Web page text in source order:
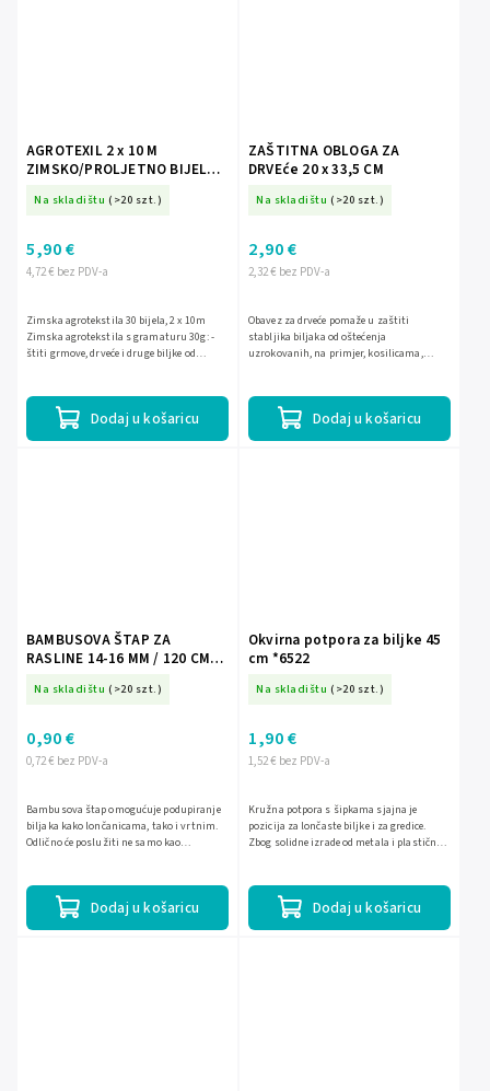
AGROTEXIL 2 x 10 M
ZIMSKO/PROLJETNO BIJELA
Na skladištu (>20 szt.)
4,72 € bez PDV-a
5,90 €
Dodaj u košaricu
Zimska agrotekstila 30 bijela, 2 x 10m
Zimska agrotekstila s gramaturu 30g: -
štiti grmove, drveće i druge biljke od
ZAŠTITNA OBLOGA ZA
DRVEće 20 x 33,5 CM
Na skladištu (>20 szt.)
2,32 € bez PDV-a
2,90 €
Dodaj u košaricu
Obavez za drveće pomaže u zaštiti
stabljika biljaka od oštećenja
uzrokovanih, na primjer, kosilicama,
BAMBUSOVA ŠTAP ZA
RASLINE 14-16 MM / 120 CM
Na skladištu (>20 szt.)
0,72 € bez PDV-a
0,90 €
Dodaj u košaricu
Bambusova štap omogućuje podupiranje
biljaka kako lončanicama, tako i vrtnim.
Odlično će poslužiti ne samo kao
Okvirna potpora za biljke 45
cm *6522
Na skladištu (>20 szt.)
1,52 € bez PDV-a
1,90 €
Dodaj u košaricu
Kružna potpora s šipkama sjajna je
pozicija za lončaste biljke i za gredice.
Zbog solidne izrade od metala i plastične